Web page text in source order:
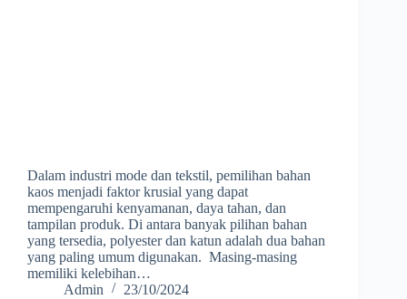
Dalam industri mode dan tekstil, pemilihan bahan
kaos menjadi faktor krusial yang dapat
mempengaruhi kenyamanan, daya tahan, dan
tampilan produk. Di antara banyak pilihan bahan
yang tersedia, polyester dan katun adalah dua bahan
yang paling umum digunakan. Masing-masing
memiliki kelebihan…
Admin
23/10/2024